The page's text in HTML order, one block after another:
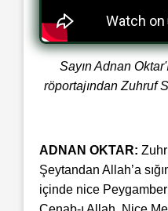
Sayın Adnan
röportajından Zuhruf
ADNAN OKTAR:
Şeytandan Allah’a
içinde nice